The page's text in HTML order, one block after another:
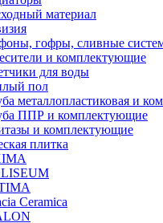
материал
гофры, сливные
и комплектующие
для воды
пол
металлопластиковая и
ППР и комплектующие
и комплектующие
плитка
Ceramica